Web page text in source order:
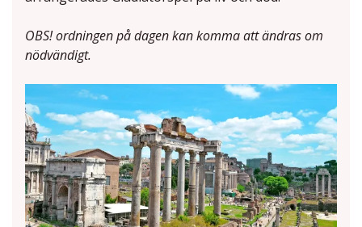
OBS! ordningen på dagen kan komma att ändras om
nödvändigt.